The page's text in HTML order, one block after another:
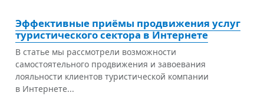
Эффективные приёмы продвижения услуг
туристического сектора в Интернете
В статье мы рассмотрели возможности
самостоятельного продвижения и завоевания
лояльности клиентов туристической компании
в Интернете...